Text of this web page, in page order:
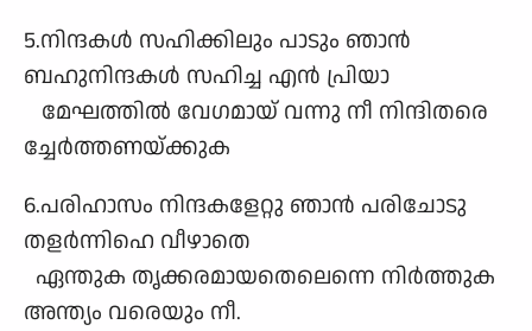
5.നിന്ദകൾ സഹിക്കിലും പാടും ഞാൻ
ബഹുനിന്ദകൾ സഹിച്ച എൻ പ്രിയാ
മേഘത്തിൽ വേഗമായ് വന്നു നീ നിന്ദിതരെ
ച്ചേർത്തണയ്ക്കുക
6.പരിഹാസം നിന്ദകളേറ്റു ഞാൻ പരിചോടു
തളർന്നിഹെ വീഴാതെ
ഏന്തുക തൃക്കരമായതെലെന്നെ നിർത്തുക
അന്ത്യം വരെയും നീ.